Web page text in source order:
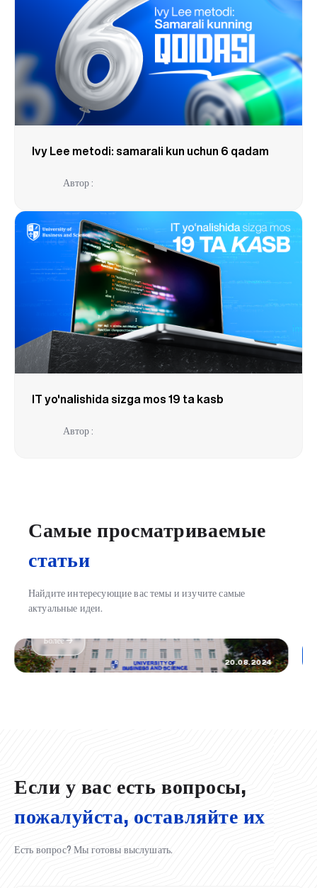
Ivy Lee metodi: samarali kun uchun 6 qadam
Автор :
IT yo'nalishida sizga mos 19 ta kasb
Автор :
Самые просматриваемые
статьи
Найдите интересующие вас темы и изучите самые
актуальные идеи.
20.08.2024
Более →
Если у вас есть вопросы,
пожалуйста, оставляйте их
Есть вопрос? Мы готовы выслушать.